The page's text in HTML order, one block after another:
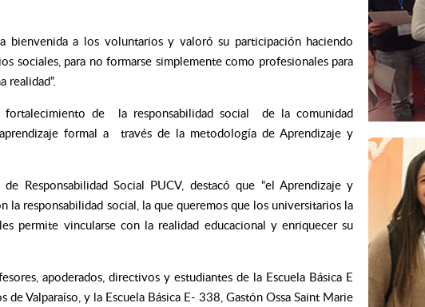
bienvenida a los voluntarios y valoró su participación haciendo
sociales, para no formarse simplemente como profesionales para
realidad”.
de la responsabilidad social de la comunidad
formal a través de la metodología de Aprendizaje y
Responsabilidad Social PUCV, destacó que “el Aprendizaje y
responsabilidad social, la que queremos que los universitarios la
permite vincularse con la realidad educacional y enriquecer su
apoderados, directivos y estudiantes de la Escuela Básica E
Valparaíso, y la Escuela Básica E- 338, Gastón Ossa Saint Marie